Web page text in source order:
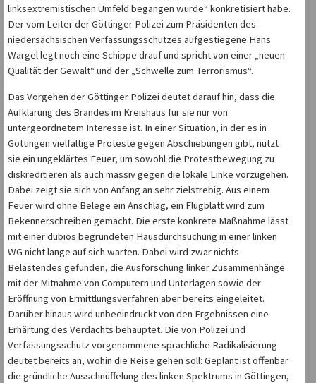
linksextremistischen Umfeld begangen wurde“ konkretisiert habe.
Der vom Leiter der Göttinger Polizei zum Präsidenten des
niedersächsischen Verfassungsschutzes aufgestiegene Hans
Wargel legt noch eine Schippe drauf und spricht von einer „neuen
Qualität der Gewalt“ und der „Schwelle zum Terrorismus“.
Das Vorgehen der Göttinger Polizei deutet darauf hin, dass die
Aufklärung des Brandes im Kreishaus für sie nur von
untergeordnetem Interesse ist. In einer Situation, in der es in
Göttingen vielfältige Proteste gegen Abschiebungen gibt, nutzt
sie ein ungeklärtes Feuer, um sowohl die Protestbewegung zu
diskreditieren als auch massiv gegen die lokale Linke vorzugehen.
Dabei zeigt sie sich von Anfang an sehr zielstrebig. Aus einem
Feuer wird ohne Belege ein Anschlag, ein Flugblatt wird zum
Bekennerschreiben gemacht. Die erste konkrete Maßnahme lässt
mit einer dubios begründeten Hausdurchsuchung in einer linken
WG nicht lange auf sich warten. Dabei wird zwar nichts
Belastendes gefunden, die Ausforschung linker Zusammenhänge
mit der Mitnahme von Computern und Unterlagen sowie der
Eröffnung von Ermittlungsverfahren aber bereits eingeleitet.
Darüber hinaus wird unbeeindruckt von den Ergebnissen eine
Erhärtung des Verdachts behauptet. Die von Polizei und
Verfassungsschutz vorgenommene sprachliche Radikalisierung
deutet bereits an, wohin die Reise gehen soll: Geplant ist offenbar
die gründliche Ausschnüffelung des linken Spektrums in Göttingen,